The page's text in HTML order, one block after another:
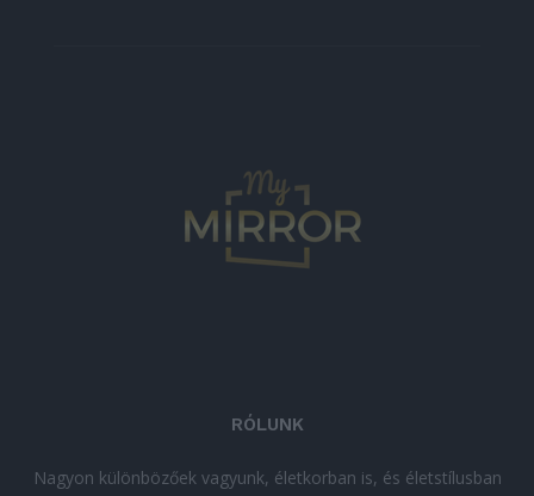
RÓLUNK
Nagyon különbözőek vagyunk, életkorban is, és életstílusban